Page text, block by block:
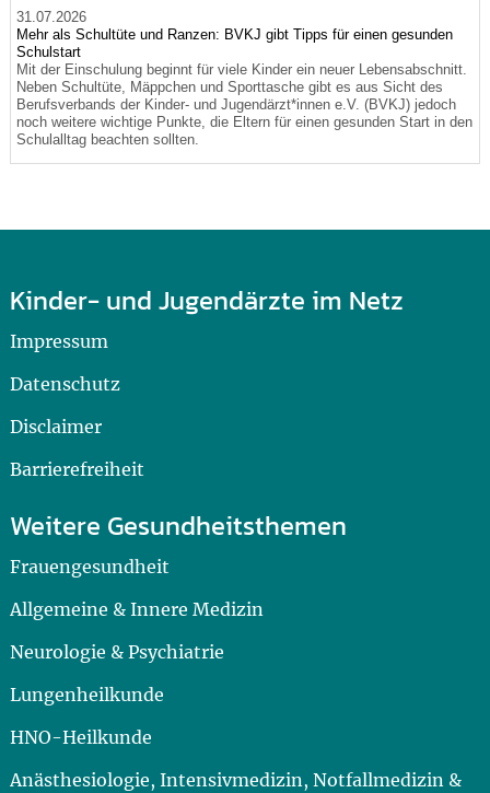
31.07.2026
Mehr als Schultüte und Ranzen: BVKJ gibt Tipps für einen gesunden
Schulstart
Mit der Einschulung beginnt für viele Kinder ein neuer Lebensabschnitt.
Neben Schultüte, Mäppchen und Sporttasche gibt es aus Sicht des
Berufsverbands der Kinder- und Jugendärzt*innen e.V. (BVKJ) jedoch
noch weitere wichtige Punkte, die Eltern für einen gesunden Start in den
Schulalltag beachten sollten.
Kinder- und Jugendärzte im Netz
Impressum
Datenschutz
Disclaimer
Barrierefreiheit
Weitere Gesundheitsthemen
Frauengesundheit
Allgemeine & Innere Medizin
Neurologie & Psychiatrie
Lungenheilkunde
HNO-Heilkunde
Anästhesiologie, Intensivmedizin, Notfallmedizin &